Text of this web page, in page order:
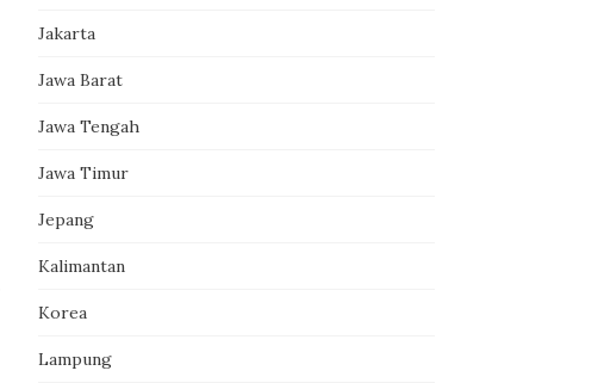
Jakarta
Jawa Barat
Jawa Tengah
Jawa Timur
Jepang
Kalimantan
Korea
Lampung